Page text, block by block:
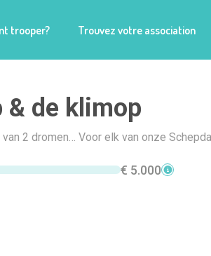
trooper? Trouvez votre association
& de klimop
2 dromen… Voor elk van onze
€ 5.000